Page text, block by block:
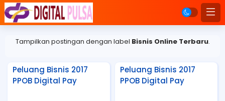
Tampilkan postingan dengan label Bisnis Online Terbaru.
Peluang Bisnis 2017
PPOB Digital Pay
Peluang Bisnis 2017
PPOB Digital Pay